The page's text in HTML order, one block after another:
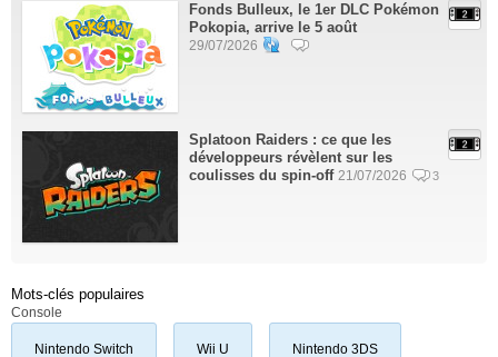
Fonds Bulleux, le 1er DLC Pokémon
Pokopia, arrive le 5 août
29/07/2026
Splatoon Raiders : ce que les
développeurs révèlent sur les
coulisses du spin-off 21/07/2026 3
Mots-clés populaires
Console
Nintendo Switch Wii U Nintendo 3DS